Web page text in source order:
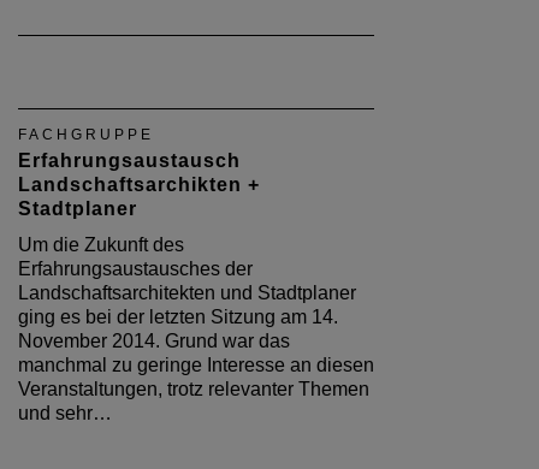
FACHGRUPPE
Erfahrungsaustausch
Landschaftsarchikten +
Stadtplaner
Um die Zukunft des
Erfahrungsaustausches der
Landschaftsarchitekten und Stadtplaner
ging es bei der letzten Sitzung am 14.
November 2014. Grund war das
manchmal zu geringe Interesse an diesen
Veranstaltungen, trotz relevanter Themen
und sehr…